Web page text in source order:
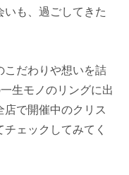
も、過ごしてきた
こだわりや想いを詰
生モノのリングに出
で開催中のクリス
ェックしてみてく